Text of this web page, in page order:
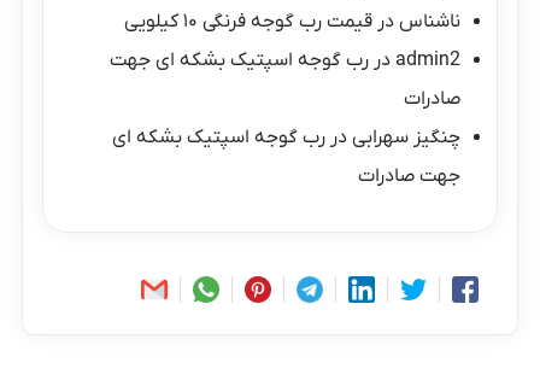
ناشناس درقیمت رب گوجه فرنگی ۱۰ کیلویی
admin2 دررب گوجه اسپتیک بشکه ای جهت
صادرات
چنگیز سهرابی دررب گوجه اسپتیک بشکه ای
جهت صادرات